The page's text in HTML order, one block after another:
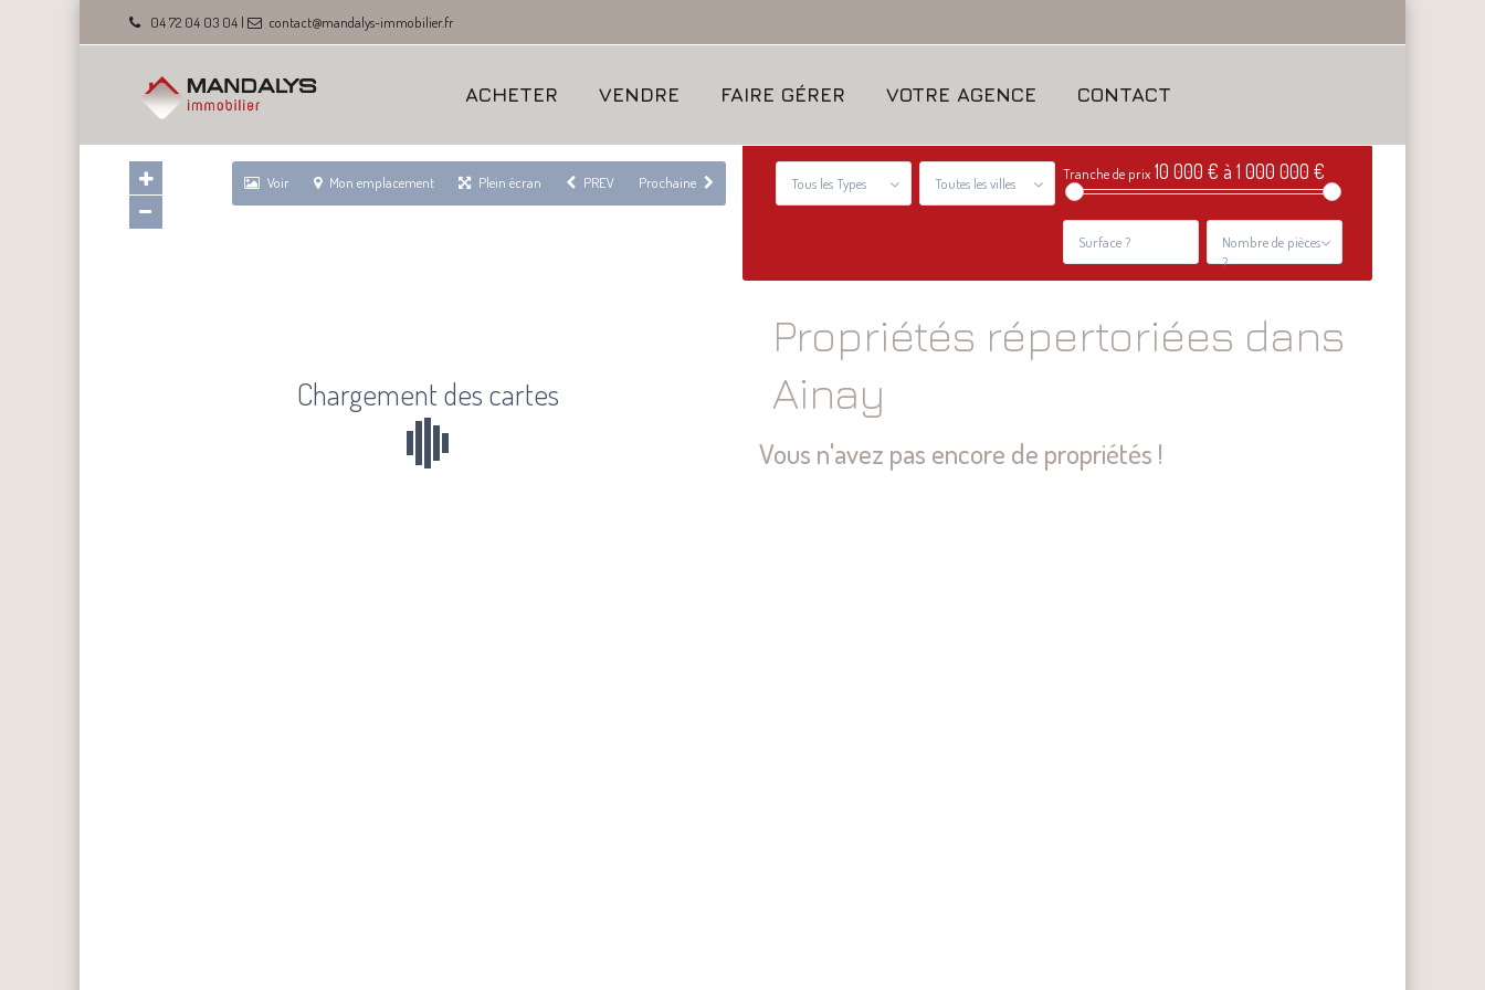
04 72 04 03 04 | contact@mandalys-immobilier.fr
ACHETER VENDRE FAIRE GÉRER VOTRE AGENCE CONTACT
Chargement des cartes
Voir Mon emplacement Plein écran PREV Prochaine Tous les Types Toutes les villes
Tranche de prix 10 000 € à 1 000 000 €
Nombre de pièces
?
Propriétés répertoriées dans
Ainay
Vous n'avez pas encore de propriétés !